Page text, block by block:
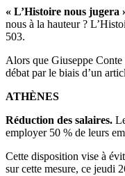
« L’Histoire nous jugera
nous à la hauteur ?
503.
Alors que Giuseppe
débat par le biais d’un
ATHÈNES
Réduction des salaires.
employer 50 % de leurs
Cette disposition vise à
sur cette mesure, ce jeudi